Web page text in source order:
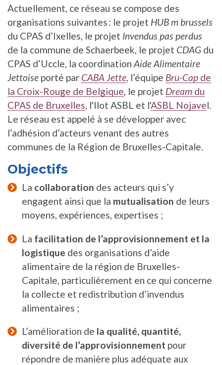
Actuellement, ce réseau se compose des
organisations suivantes : le projet HUB m brussels
du CPAS d’Ixelles, le projet Invendus pas perdus
de la commune de Schaerbeek, le projet CDAG du
CPAS d’Uccle, la coordination Aide Alimentaire
Jettoise porté par CABA Jette, l’équipe Bru-Cap de
la Croix-Rouge de Belgique, le projet Dream du
CPAS de Bruxelles, l'Ilot ASBL et l'ASBL Nojavel.
Le réseau est appelé à se développer avec
l’adhésion d’acteurs venant des autres
communes de la Région de Bruxelles-Capitale.
Objectifs
La collaboration des acteurs qui s’y
engagent ainsi que la mutualisation de leurs
moyens, expériences, expertises ;
La facilitation de l’approvisionnement et la
logistique des organisations d’aide
alimentaire de la région de Bruxelles-
Capitale, particulièrement en ce qui concerne
la collecte et redistribution d’invendus
alimentaires ;
L’amélioration de la qualité, quantité,
diversité de l’approvisionnement pour
répondre de manière plus adéquate aux